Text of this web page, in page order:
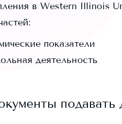
в Western Illinois
показатели
деятельность
подавать